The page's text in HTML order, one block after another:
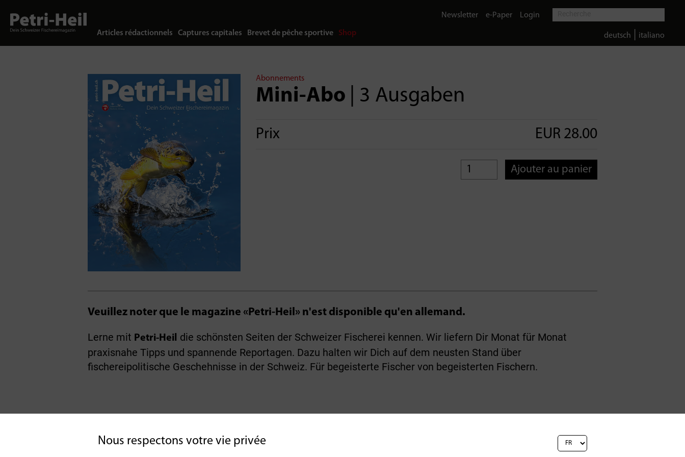
Articles rédactionnels Captures capitales Brevet de pêche sportive Shop
Newsletter e-Paper Login
deutsch italiano
Abonnements
Mini-Abo | 3 Ausgaben
Prix EUR 28.00
Ajouter au panier
Veuillez noter que le magazine «Petri-Heil» n'est disponible qu'en allemand.
Lerne mit Petri-Heil die schönsten Seiten der Schweizer Fischerei kennen. Wir liefern Dir Monat für Monat
praxisnahe Tipps und spannende Reportagen. Dazu halten wir Dich auf dem neusten Stand über
fischereipolitische Geschehnisse in der Schweiz. Für begeisterte Fischer von begeisterten Fischern.
Nous respectons votre vie privée